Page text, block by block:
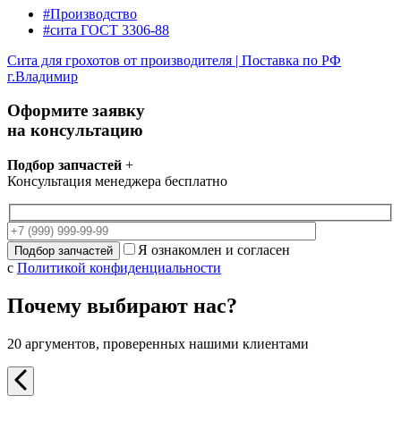
#Производство
#сита ГОСТ 3306-88
Сита для грохотов от производителя | Поставка по РФ
г.Владимир
Оформите заявку
на консультацию
Подбор запчастей +
Консультация менеджера бесплатно
Я ознакомлен и согласен
с Политикой конфиденциальности
Почему выбирают нас?
20 аргументов, проверенных нашими клиентами